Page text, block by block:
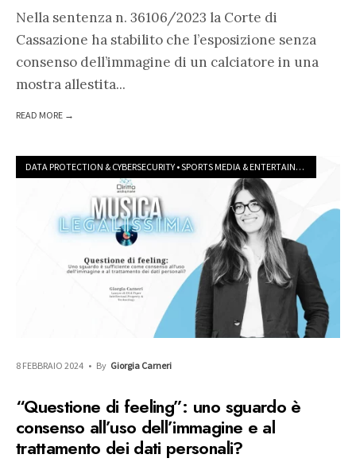
Nella sentenza n. 36106/2023 la Corte di
Cassazione ha stabilito che l’esposizione senza
consenso dell’immagine di un calciatore in una
mostra allestita...
READ MORE →
DATA PROTECTION & CYBERSECURITY •SPORTS MEDIA & ENTERTAINMENT
8 FEBBRAIO 2024 • By Giorgia Carneri
“Questione di feeling”: uno sguardo è
consenso all’uso dell’immagine e al
trattamento dei dati personali?